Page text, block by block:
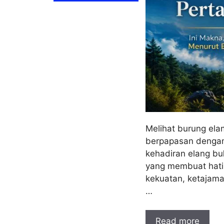
Melihat burung
berpapasan
kehadiran elang
yang membuat
kekuatan,
…
Read more